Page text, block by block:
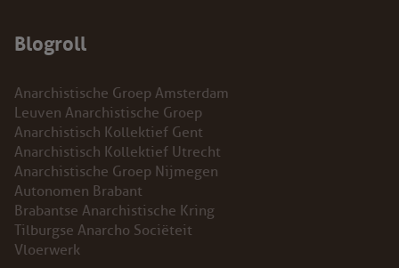
Blogroll
Anarchistische Groep Amsterdam
Leuven Anarchistische Groep
Anarchistisch Kollektief Gent
Anarchistisch Kollektief Utrecht
Anarchistische Groep Nijmegen
Autonomen Brabant
Brabantse Anarchistische Kring
Tilburgse Anarcho Sociëteit
Vloerwerk